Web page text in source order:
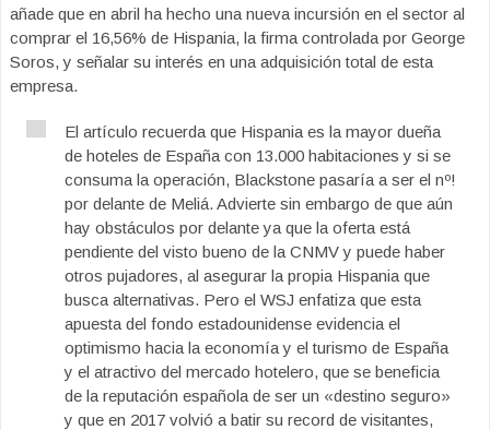
añade que en abril ha hecho una nueva incursión en el sector al
comprar el 16,56% de Hispania, la firma controlada por George
Soros, y señalar su interés en una adquisición total de esta
empresa.
El artículo recuerda que Hispania es la mayor dueña
de hoteles de España con 13.000 habitaciones y si se
consuma la operación, Blackstone pasaría a ser el nº!
por delante de Meliá. Advierte sin embargo de que aún
hay obstáculos por delante ya que la oferta está
pendiente del visto bueno de la CNMV y puede haber
otros pujadores, al asegurar la propia Hispania que
busca alternativas. Pero el WSJ enfatiza que esta
apuesta del fondo estadounidense evidencia el
optimismo hacia la economía y el turismo de España
y el atractivo del mercado hotelero, que se beneficia
de la reputación española de ser un «destino seguro»
y que en 2017 volvió a batir su record de visitantes,